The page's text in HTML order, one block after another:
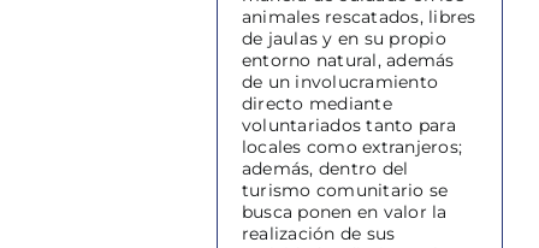
animales rescatados, libres
de jaulas y en su propio
entorno natural, además
de un involucramiento
directo mediante
voluntariados tanto para
locales como extranjeros;
además, dentro del
turismo comunitario se
busca ponen en valor la
realización de sus